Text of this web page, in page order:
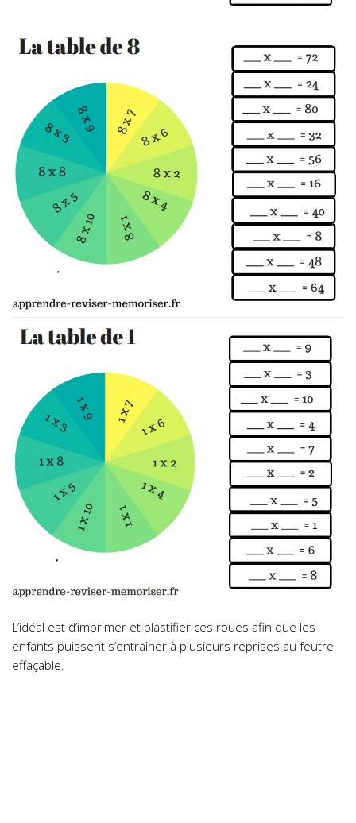
L’idéal est d’imprimer et plastifier ces roues afin que les
enfants puissent s’entraîner à plusieurs reprises au feutre
effaçable.